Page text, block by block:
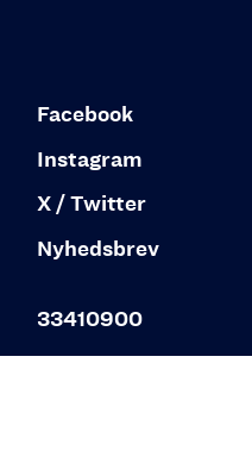
Facebook
Instagram
X / Twitter
Nyhedsbrev
33410900
museum@enigma.dk